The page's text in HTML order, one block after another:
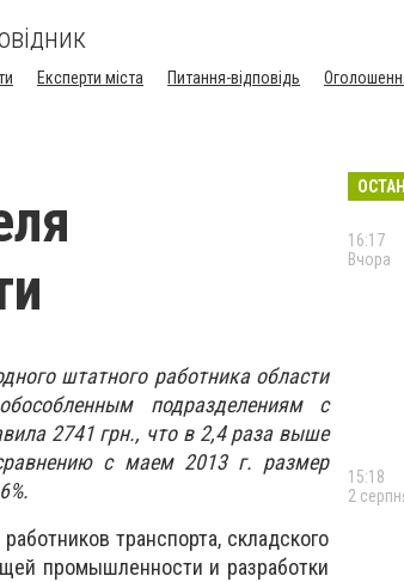
Експерти міста Питання-відповідь
штатного работника области
подразделениям с
2741 грн., что в 2,4 раза выше
с маем 2013 г. размер
транспорта, складского
промышленности и разработки
16:17
Вчора
15:18
2